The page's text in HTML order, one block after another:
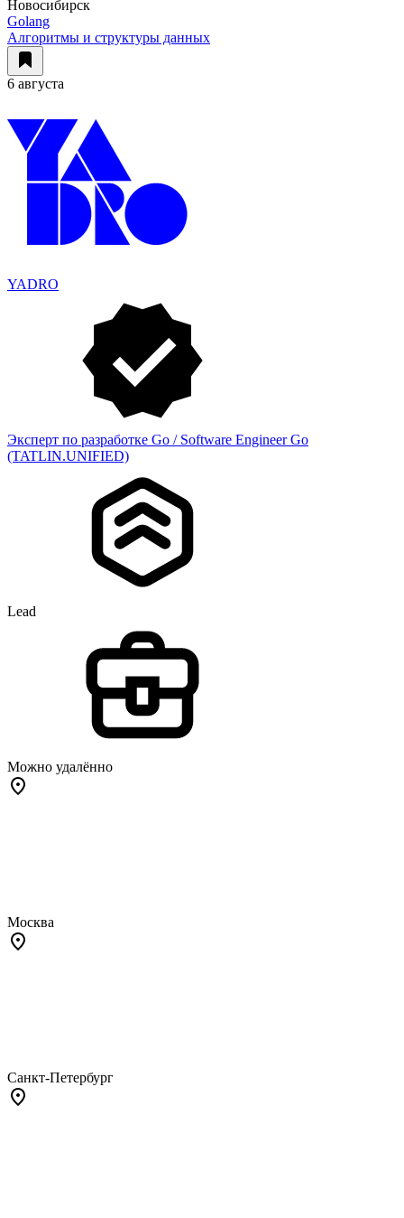
Новосибирск
Golang
Алгоритмы и структуры данных
6 августа
YADRO
Эксперт по разработке Go / Software Engineer Go
(TATLIN.UNIFIED)
Lead
Можно удалённо
Москва
Санкт-Петербург